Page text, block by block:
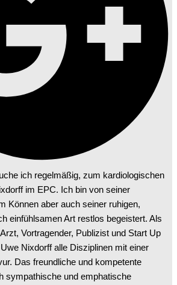
ich regelmäßig, zum kardiologischen
im EPC. Ich bin von seiner
Können aber auch seiner ruhigen,
einfühlsamen Art restlos begeistert. Als
Vortragender, Publizist und Start Up
Nixdorff alle Disziplinen mit einer
Das freundliche und kompetente
sympathische und emphatische